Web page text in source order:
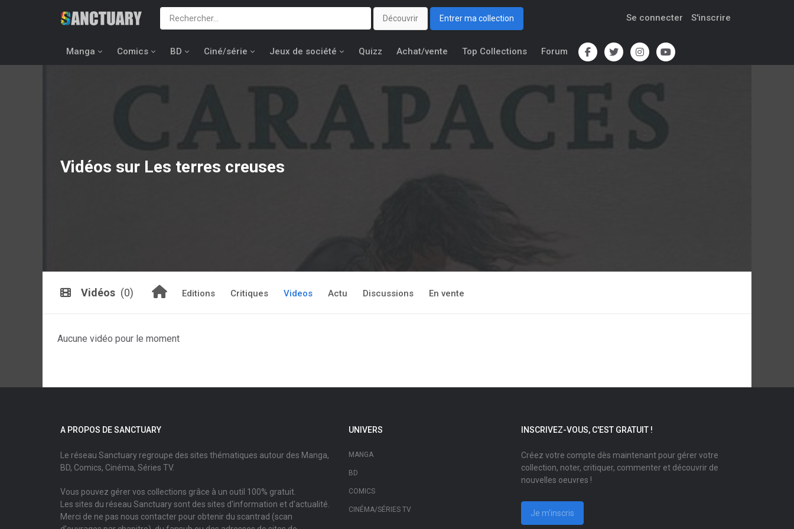
Découvrir Entrer ma collection Se connecter S'inscrire
Manga Comics BD Ciné/série Jeux de société Quizz Achat/vente Top Collections Forum
Vidéos sur Les terres creuses
Vidéos (0) Editions Critiques Videos Actu Discussions En vente
Aucune vidéo pour le moment
A PROPOS DE SANCTUARY
Le réseau Sanctuary regroupe des sites thématiques autour des Manga,
BD, Comics, Cinéma, Séries TV.
Vous pouvez gérer vos collections grâce à un outil 100% gratuit.
Les sites du réseau Sanctuary sont des sites d'information et d'actualité.
Merci de ne pas nous contacter pour obtenir du scantrad (scan
UNIVERS
MANGA
BD
COMICS
CINÉMA/SÉRIES TV
INSCRIVEZ-VOUS, C'EST GRATUIT !
Créez votre compte dès maintenant pour gérer votre
collection, noter, critiquer, commenter et découvrir de
nouvelles oeuvres !
Je m'inscris